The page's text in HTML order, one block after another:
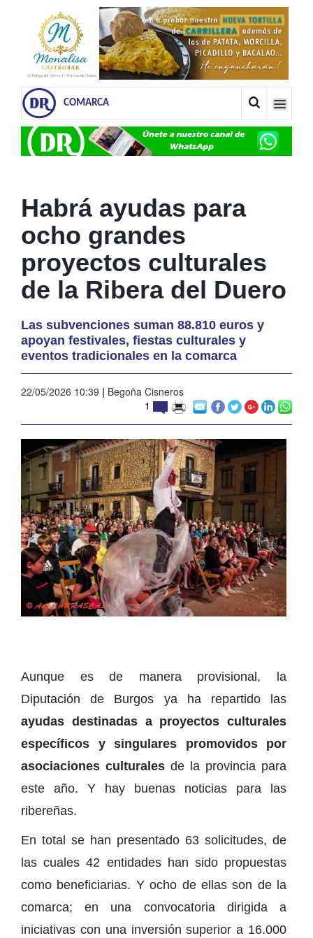
COMARCA
Habrá ayudas para
ocho grandes
proyectos culturales
de la Ribera del Duero
Las subvenciones suman 88.810 euros y
apoyan festivales, fiestas culturales y
eventos tradicionales en la comarca
22/05/2026 10:39 | Begoña Cisneros
1
Aunque es de manera provisional, la
Diputación de Burgos ya ha repartido las
ayudas destinadas a proyectos culturales
específicos y singulares promovidos por
asociaciones culturales de la provincia para
este año. Y hay buenas noticias para las
ribereñas.
En total se han presentado 63 solicitudes, de
las cuales 42 entidades han sido propuestas
como beneficiarias. Y ocho de ellas son de la
comarca; en una convocatoria dirigida a
iniciativas con una inversión superior a 16.000